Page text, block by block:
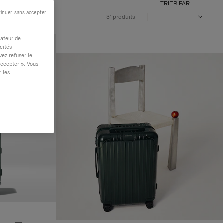
31 produits
TRIER PAR
de
refuser le
». Vous
les
sans accepter